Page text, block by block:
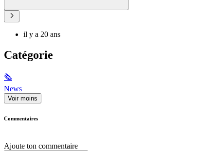
il y a 20 ans
Catégorie
🗞
News
Voir moins
Commentaires
Ajoute ton commentaire